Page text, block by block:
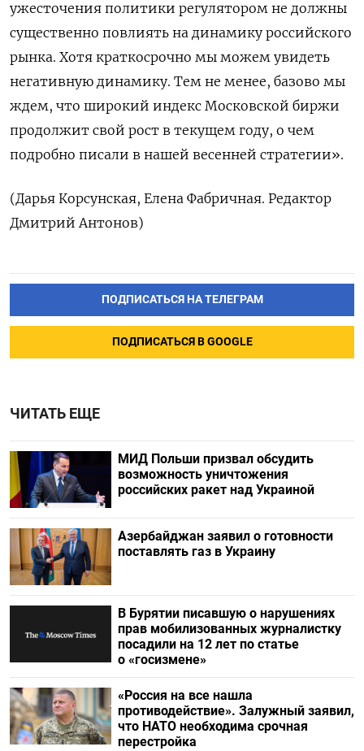
ужесточения политики регулятором не должны
существенно повлиять на динамику российского
рынка. Хотя краткосрочно мы можем увидеть
негативную динамику. Тем не менее, базово мы
ждем, что широкий индекс Московской биржи
продолжит свой рост в текущем году, о чем
подробно писали в нашей весенней стратегии».
(Дарья Корсунская, Елена Фабричная. Редактор
Дмитрий Антонов)
ПОДПИСАТЬСЯ НА ТЕЛЕГРАМ
ПОДПИСАТЬСЯ В GOOGLE
ЧИТАТЬ ЕЩЕ
МИД Польши призвал обсудить
возможность уничтожения
российских ракет над Украиной
Азербайджан заявил о готовности
поставлять газ в Украину
В Бурятии писавшую о нарушениях
прав мобилизованных журналистку
посадили на 12 лет по статье
о «госизмене»
«Россия на все нашла
противодействие». Залужный заявил,
что НАТО необходима срочная
перестройка